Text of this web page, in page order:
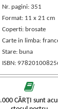
Nr. pagini: 351
Format: 11 x 21 cm
Coperti: brosate
Carte in limba:
Stare: buna
ISBN:
CĂRŢI sunt